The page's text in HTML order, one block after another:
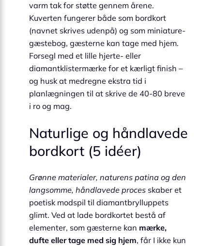
varm tak for støtte gennem årene.
Kuverten fungerer både som bordkort
(navnet skrives udenpå) og som miniature-
gæstebog, gæsterne kan tage med hjem.
Forsegl med et lille hjerte- eller
diamantklistermærke for et kærligt finish –
og husk at medregne ekstra tid i
planlægningen til at skrive de 40-80 breve
i ro og mag.
Naturlige og håndlavede
bordkort (5 idéer)
Grønne materialer, naturens patina og den
langsomme, håndlavede proces skaber et
poetisk modspil til diamantbrylluppets
glimt. Ved at lade bordkortet bestå af
elementer, som gæsterne kan mærke,
dufte eller tage med sig hjem, får I ikke kun